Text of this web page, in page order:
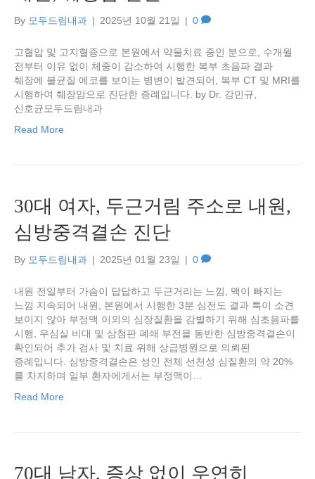
By 모두드림내과 | 2025년 10월 21일 | 0
고혈압 및 고지혈증으로 본원에서 약물치료 중인 분으로, 수개월
전부터 이유 없이 체중이 감소하여 시행한 복부 초음파 결과
췌장에 불균질 에코를 보이는 병변이 발견되어, 복부 CT 및 MRI를
시행하여 췌장암으로 진단한 증례입니다. by Dr. 강민규,
신호균모두드림내과
Read More
30대 여자, 두근거림 주소로 내원,
심방중격결손 진단
By 모두드림내과 | 2025년 01월 23일 | 0
내원 전일부터 가슴이 답답하고 두근거리는 느낌, 맥이 빠지는
느낌 지속되어 내원, 본원에서 시행한 3분 심전도 결과 특이 소견
보이지 않아 부정맥 이외의 심장질환을 감별하기 위해 심초음파를
시행, 우심실 비대 및 삼첨판 폐쇄 부전을 동반한 심방중격결손이
확인되어 추가 검사 및 치료 위해 상급병원으로 의뢰된
증례입니다. 심방중격결손은 성인 전체 선천성 심질환의 약 20%
를 차지하며 일부 환자에게서는 부정맥이…
Read More
70대 남자, 증상 없이 우연히